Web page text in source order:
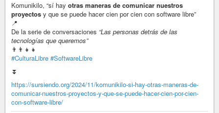
Komunikilo, “sí hay otras maneras de comunicar nuestros
proyectos y que se puede hacer cien por cien con software libre”
📍
De la serie de conversaciones “Las personas detrás de las
tecnologías que queremos”
👨‍👨‍👧‍👧
#CulturaLibre #SoftwareLibre
⏬
https://sursiendo.org/2024/11/komunikilo-si-hay-otras-maneras-de-
comunicar-nuestros-proyectos-y-que-se-puede-hacer-cien-por-cien-
con-software-libre/